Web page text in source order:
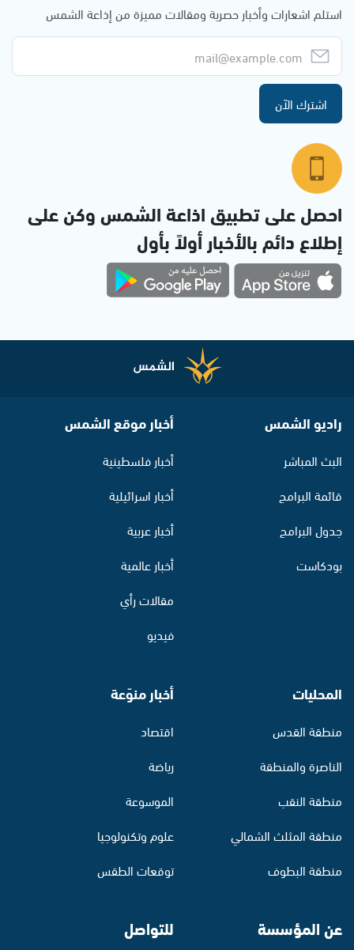
استلم اشعارات وأخبار حصرية ومقالات مميزة من إذاعة الشمس
اشترك الآن
احصل على تطبيق اذاعة الشمس وكن على
إطلاع دائم بالأخبار أولاً بأول
راديو الشمس
البث المباشر
قائمة البرامج
جدول البرامج
بودكاست
أخبار موقع الشمس
أخبار فلسطينية
أخبار اسرائيلية
أخبار عربية
أخبار عالمية
مقالات رأي
فيديو
المحليات
منطقة القدس
الناصرة والمنطقة
منطقة النقب
منطقة المثلث الشمالي
منطقة البطوف
أخبار منوّعة
اقتصاد
رياضة
الموسوعة
علوم وتكنولوجيا
توقعات الطقس
عن المؤسسة للتواصل